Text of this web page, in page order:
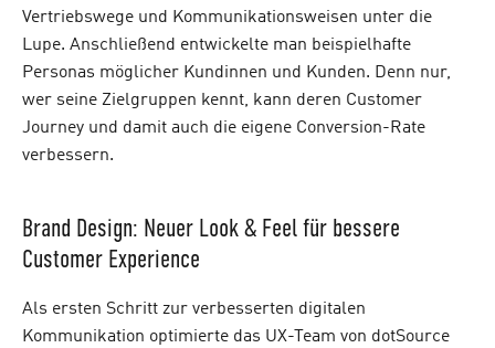
Vertriebswege und Kommunikationsweisen unter die
Lupe. Anschließend entwickelte man beispielhafte
Personas möglicher Kundinnen und Kunden. Denn nur,
wer seine Zielgruppen kennt, kann deren Customer
Journey und damit auch die eigene Conversion-Rate
verbessern.
Brand Design: Neuer Look & Feel für bessere
Customer Experience
Als ersten Schritt zur verbesserten digitalen
Kommunikation optimierte das UX-Team von dotSource